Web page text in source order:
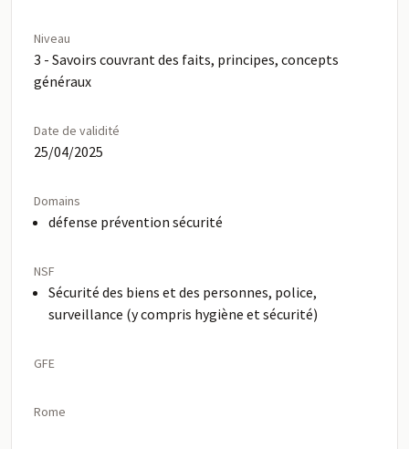
Niveau
3 - Savoirs couvrant des faits, principes, concepts
généraux
Date de validité
25/04/2025
Domains
défense prévention sécurité
NSF
Sécurité des biens et des personnes, police,
surveillance (y compris hygiène et sécurité)
GFE
Rome